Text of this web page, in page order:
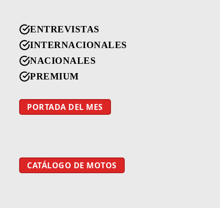
ENTREVISTAS
INTERNACIONALES
NACIONALES
PREMIUM
PORTADA DEL MES
CATÁLOGO DE MOTOS